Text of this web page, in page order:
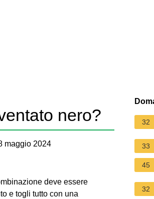
nero?
maggio 2024
deve essere
e togli tutto con una
32
33
45
32